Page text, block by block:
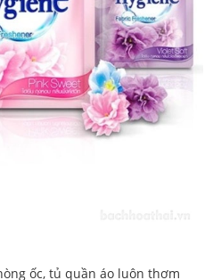
ốc, tủ quần áo luôn thơm